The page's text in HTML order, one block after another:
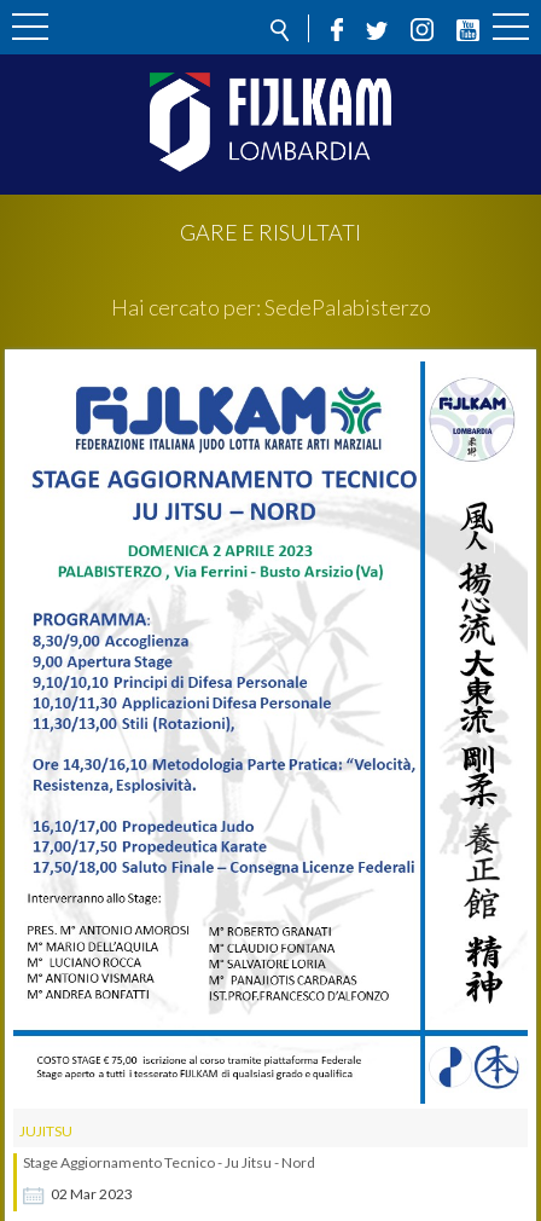
GARE E RISULTATI
Hai cercato per:SedePalabisterzo
JUJITSU
02 Mar2023
Stage Aggiornamento Tecnico - Ju Jitsu - Nord